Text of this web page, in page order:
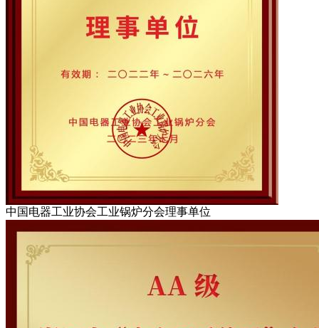
中国电器工业协会工业锅炉分会理事单位